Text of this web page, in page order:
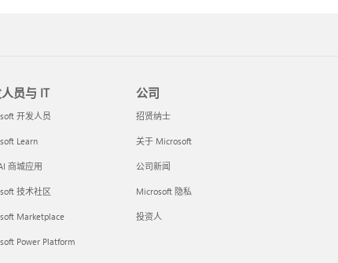
员与 IT
开发人员
Learn
商城应用
技术社区
Marketplace
Power Platform
公司
招贤纳士
关于 Microsoft
公司新闻
Microsoft 隐私
投资人